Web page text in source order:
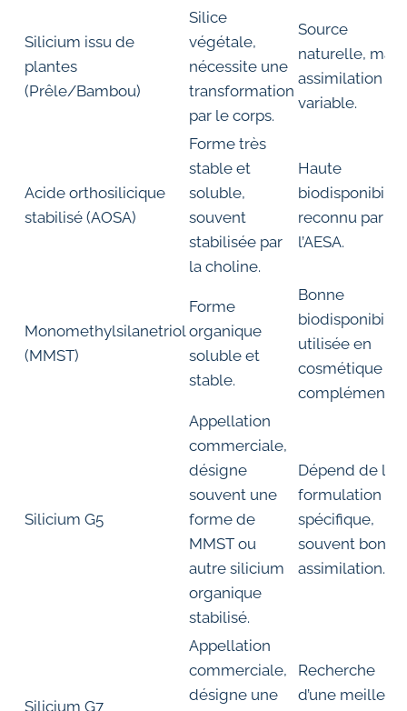
Silicium issu de
plantes
(Prêle/Bambou)
Silice
végétale,
nécessite une
transformation
par le corps.
Source
naturelle, mais
assimilation
variable.
Acide orthosilicique
stabilisé (AOSA)
Forme très
stable et
soluble,
souvent
stabilisée par
la choline.
Haute
reconnu par
l’AESA.
Monomethylsilanetriol
(MMST)
Forme
organique
soluble et
stable.
Bonne
utilisée en
cosmétique et
compléments.
Silicium G5
Appellation
commerciale,
désigne
souvent une
forme de
MMST ou
autre silicium
organique
stabilisé.
Dépend de la
formulation
spécifique,
souvent bonne
assimilation.
Silicium G7
Appellation
commerciale,
désigne une
Recherche
d’une